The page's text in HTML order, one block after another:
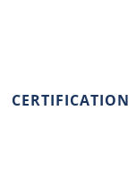
CERTIFICATION